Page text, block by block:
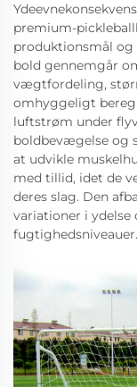
premium-
produktionsmål
bold gennemgår
vægtfordeling,
omhyggeligt
luftstrøm under
boldbevægelse og
at udvikle
med tillid, idet de
deres slag. Den
variationer i
fugtighedsniveauer.